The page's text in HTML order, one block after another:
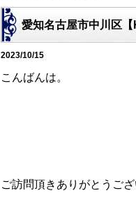
愛知名古屋市中川区
2023/10/15
こんばんは。
ご訪問頂きありがとうござ